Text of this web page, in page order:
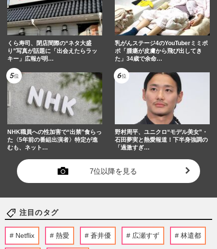
くら寿司、閉店間際の“ネタ大盛
り”写真が話題に「出会えたらラッ
キー」広報が明…
乳がんステージ4のYouTuberミミポ
ポ「腫瘍が皮膚から飛び出してき
た」34歳で余命…
NHK職員への性加害で“出禁”食らっ
た〈5年前の番組出演者〉特定が進
むも、ネット…
野村周平、ユニクロ“モデル美女”・
石田夢実と熱愛報道！下半身強調の
「過激すぎ…
7位以降を見る
注目のタグ
Netflix 熱愛 蒼井優 広瀬すず 林遣都